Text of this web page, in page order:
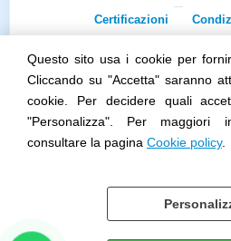
Questo sito usa i cookie per
Cliccando su "Accetta" saranno
cookie. Per decidere quali
"Personalizza". Per maggiori
consultare la pagina Cookie policy.
Certificazioni
Econnet s.r.l. · Sede Legale: Via Dei
051/5873322· Fax 051/7456973 ·
Società soggetta all'attività di direzione
Holding s.r.l. · Sede Legale: Via Vittorio
- C.F.
Cookie policy